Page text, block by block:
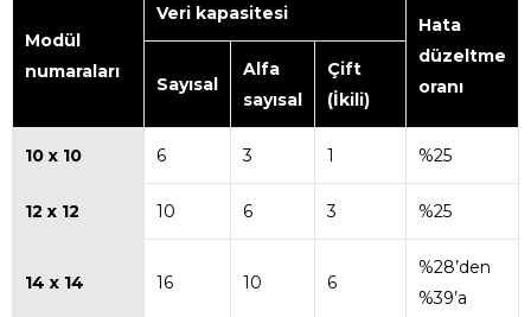
Modül
numaraları
Veri kapasitesi
Hata
düzeltme
oranı
Sayısal
Alfa
sayısal
Çift
(İkili)
10 x 10 6 3 1 %25
12 x 12 10 6 3 %25
14 x 14 16 10 6
%28’den
%39’a